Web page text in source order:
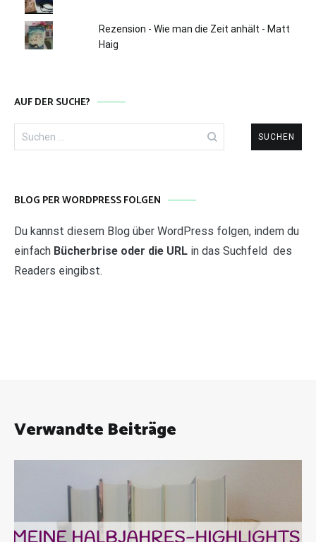
Rezension - Wie man die Zeit anhält - Matt
Haig
AUF DER SUCHE?
Suchen
nach:
BLOG PER WORDPRESS FOLGEN
Du kannst diesem Blog über WordPress folgen, indem du
einfach Bücherbrise oder die URL in das Suchfeld des
Readers eingibst.
Verwandte Beiträge